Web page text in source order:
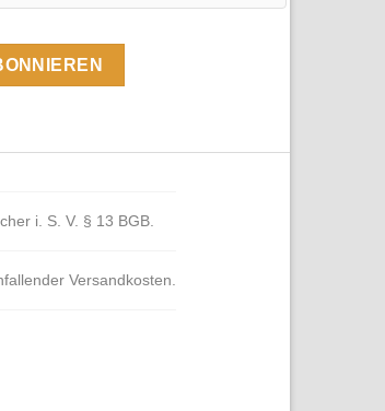
i. S. V. § 13 BGB.
Versandkosten.